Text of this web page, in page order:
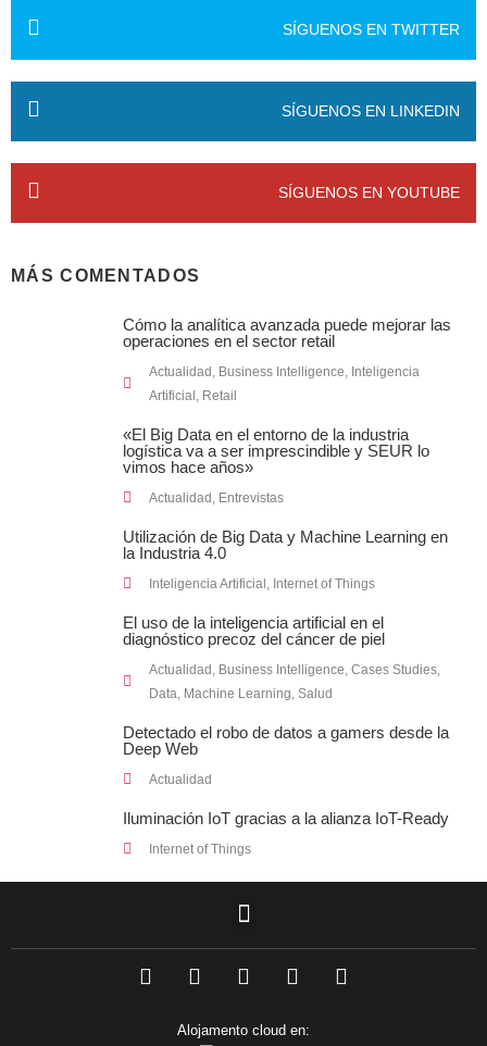
SÍGUENOS EN TWITTER
SÍGUENOS EN LINKEDIN
SÍGUENOS EN YOUTUBE
MÁS COMENTADOS
Cómo la analítica avanzada puede mejorar las
operaciones en el sector retail
Actualidad Business Intelligence Inteligencia
Artificial Retail
«El Big Data en el entorno de la industria
logística va a ser imprescindible y SEUR lo
vimos hace años»
Actualidad Entrevistas
Utilización de Big Data y Machine Learning en
la Industria 4.0
Inteligencia Artificial, Internet of Things
El uso de la inteligencia artificial en el
diagnóstico precoz del cáncer de piel
Actualidad , Business Intelligence, Cases Studies,
Data, Machine Learning, Salud
Detectado el robo de datos a gamers desde la
Deep Web
Actualidad
Iluminación IoT gracias a la alianza IoT-Ready
Internet of Things
a
i
k
w
t
n
t
o
Alojamento cloud en: